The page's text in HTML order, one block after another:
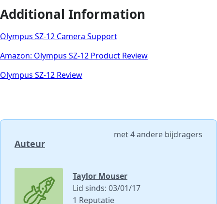
Additional Information
Olympus SZ-12 Camera Support
Amazon: Olympus SZ-12 Product Review
Olympus SZ-12 Review
Auteur
met4 andere bijdragers
Taylor Mouser
Lid sinds: 03/01/17
1 Reputatie